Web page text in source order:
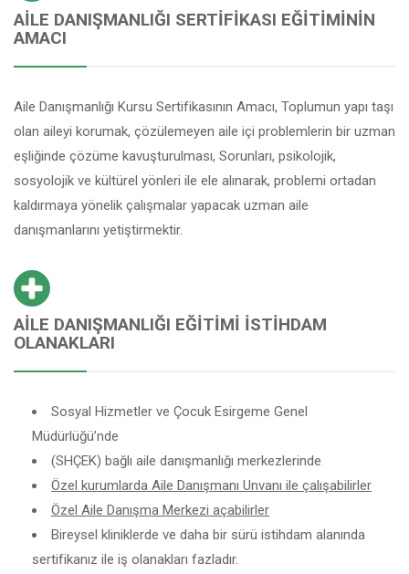
AILE DANIŞMANLIĞI SERTIFIKASI EĞITIMININ
AMACI
Aile Danışmanlığı Kursu Sertifikasının Amacı, Toplumun yapı taşı
olan aileyi korumak, çözülemeyen aile içi problemlerin bir uzman
eşliğinde çözüme kavuşturulması, Sorunları, psikolojik,
sosyolojik ve kültürel yönleri ile ele alınarak, problemi ortadan
kaldırmaya yönelik çalışmalar yapacak uzman aile
danışmanlarını yetiştirmektir.
AILE DANIŞMANLIĞI EĞITIMI İSTIHDAM
OLANAKLARI
Sosyal Hizmetler ve Çocuk Esirgeme Genel
Müdürlüğü’nde
(SHÇEK) bağlı aile danışmanlığı merkezlerinde
Özel kurumlarda Aile Danışmanı Unvanı ile çalışabilirler
Özel Aile Danışma Merkezi açabilirler
Bireysel kliniklerde ve daha bir sürü istihdam alanında
sertifikanız ile iş olanakları fazladır.